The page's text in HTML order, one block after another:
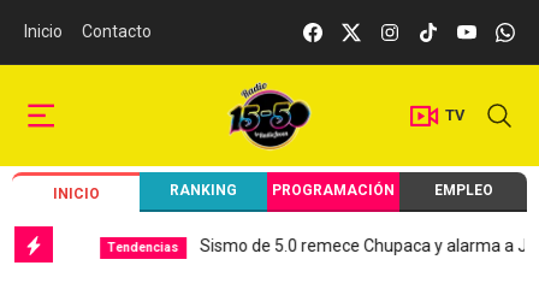
Inicio Contacto
TV
INICIO RANKING PROGRAMACIÓN EMPLEO
Tendencias Sismo de 5.0 remece Chupaca y alarma a Junín